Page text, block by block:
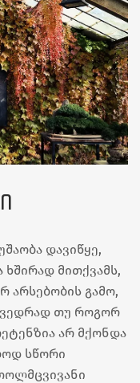
დავიწყე,
მითქვამს,
არსებობის გამო,
თუ როგორ
არ მქონდა
სწორი